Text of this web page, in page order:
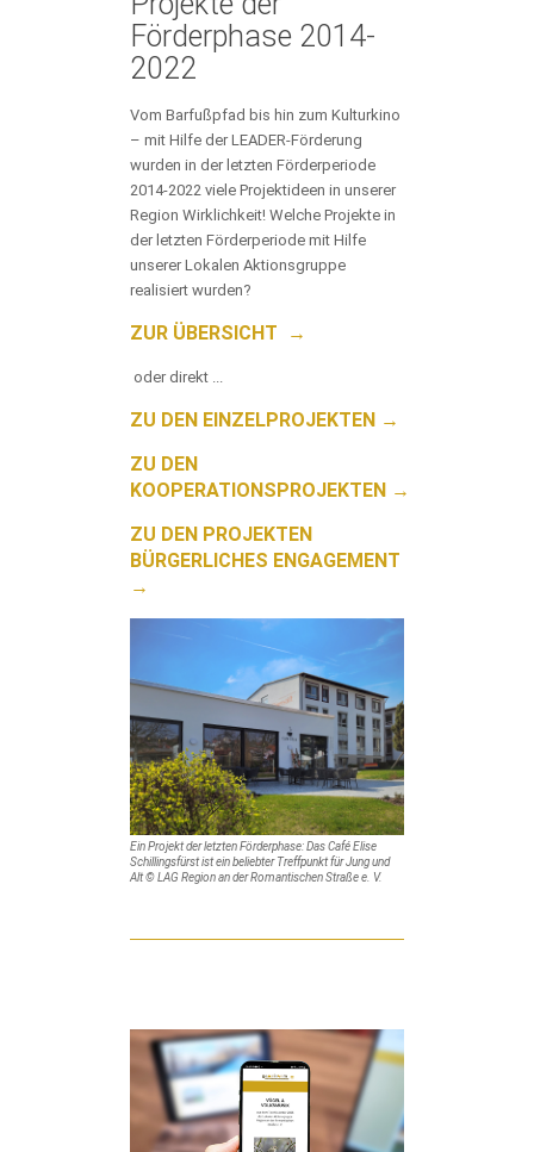
Förderphase 2014-
2022
Vom Barfußpfad bis hin zum Kulturkino
– mit Hilfe der LEADER-Förderung
wurden in der letzten Förderperiode
2014-2022 viele Projektideen in unserer
Region Wirklichkeit! Welche Projekte in
der letzten Förderperiode mit Hilfe
unserer Lokalen Aktionsgruppe
realisiert wurden?
ZUR ÜBERSICHT →
oder direkt ...
ZU DEN EINZELPROJEKTEN →
ZU DEN
KOOPERATIONSPROJEKTEN →
ZU DEN PROJEKTEN
BÜRGERLICHES ENGAGEMENT
→
Ein Projekt der letzten Förderphase: Das Café Elise
Schillingsfürst ist ein beliebter Treffpunkt für Jung und
Alt © LAG Region an der Romantischen Straße e. V.